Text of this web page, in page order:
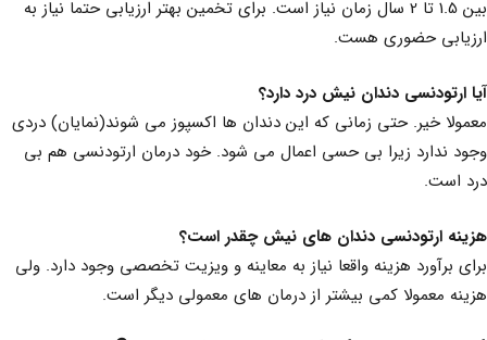
بین 1.5 تا 2 سال زمان نیاز است. برای تخمین بهتر ارزیابی حتما نیاز به
ارزیابی حضوری هست.
آیا ارتودنسی دندان نیش درد دارد؟
معمولا خیر. حتی زمانی که این دندان ها اکسپوز می شوند(نمایان) دردی
وجود ندارد زیرا بی حسی اعمال می شود. خود درمان ارتودنسی هم بی
درد است.
هزینه ارتودنسی دندان های نیش چقدر است؟
برای برآورد هزینه واقعا نیاز به معاینه و ویزیت تخصصی وجود دارد. ولی
هزینه معمولا کمی بیشتر از درمان های معمولی دیگر است.